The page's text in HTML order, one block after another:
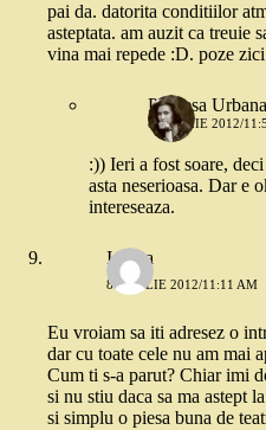
pai da. datorita conditiilor
asteptata. am auzit ca treuie
vina mai repede :D. poze
Printesa Urbana
8 APRILIE 2012/
:)) Ieri a fost soare,
asta neserioasa. Dar e
intereseaza.
Iadyra
8 APRILIE 2012/11:11 AM
Eu vroiam sa iti adresez o
dar cu toate cele nu am mai
Cum ti s-a parut? Chiar imi
si nu stiu daca sa ma astept
si simplu o piesa buna de